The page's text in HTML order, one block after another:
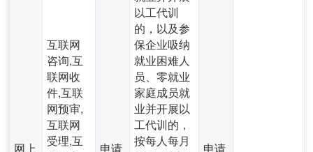
网上
互联网
咨询,互
联网收
件,互联
网预审,
互联网
受理,互
申请
以工代训
的，以及参
保企业吸纳
就业困难人
员、零就业
家庭成员就
业并开展以
工代训的，
按每人每月
申请